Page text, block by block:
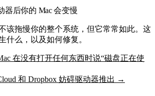
器后你的 Mac 会变慢
该拖慢你的整个系统，但它常常如此。这
什么，以及如何修复。
在没有打开任何东西时说“磁盘正在使
和 Dropbox 妨碍驱动器推出 →